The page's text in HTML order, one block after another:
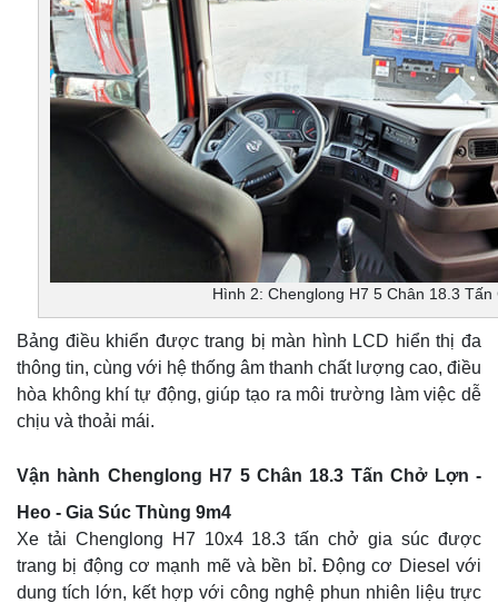
Hình 2: Chenglong H7 5 Chân 18.3 Tấn
Bảng điều khiển được trang bị màn hình LCD hiển thị đa
thông tin, cùng với hệ thống âm thanh chất lượng cao, điều
hòa không khí tự động, giúp tạo ra môi trường làm việc dễ
chịu và thoải mái.
Vận hành Chenglong H7 5 Chân 18.3 Tấn Chở Lợn -
Heo - Gia Súc Thùng 9m4
Xe tải Chenglong H7 10x4 18.3 tấn chở gia súc được
trang bị động cơ mạnh mẽ và bền bỉ. Động cơ Diesel với
dung tích lớn, kết hợp với công nghệ phun nhiên liệu trực